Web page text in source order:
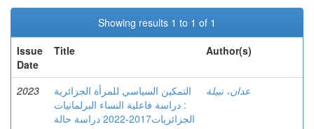
Showing results 1 to 1 of 1
Issue
Date
Title Author(s)
2023
التمكين السياسي للمرأة الجزائرية
: دراسة فاعلية النساء البرلمانيات
الجزائريات2017-2022 دراسة حالة
عدان، نبيلة